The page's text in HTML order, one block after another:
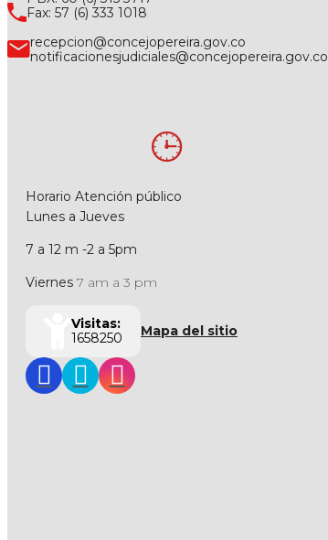
Fax: 57 (6) 333 1018
recepcion@concejopereira.gov.co
notificacionesjudiciales@concejopereira.gov.co
Horario Atención público
Lunes a Jueves
7 a 12 m -2 a 5pm
Viernes 7 am a 3 pm
Visitas:
1658250
Mapa del sitio